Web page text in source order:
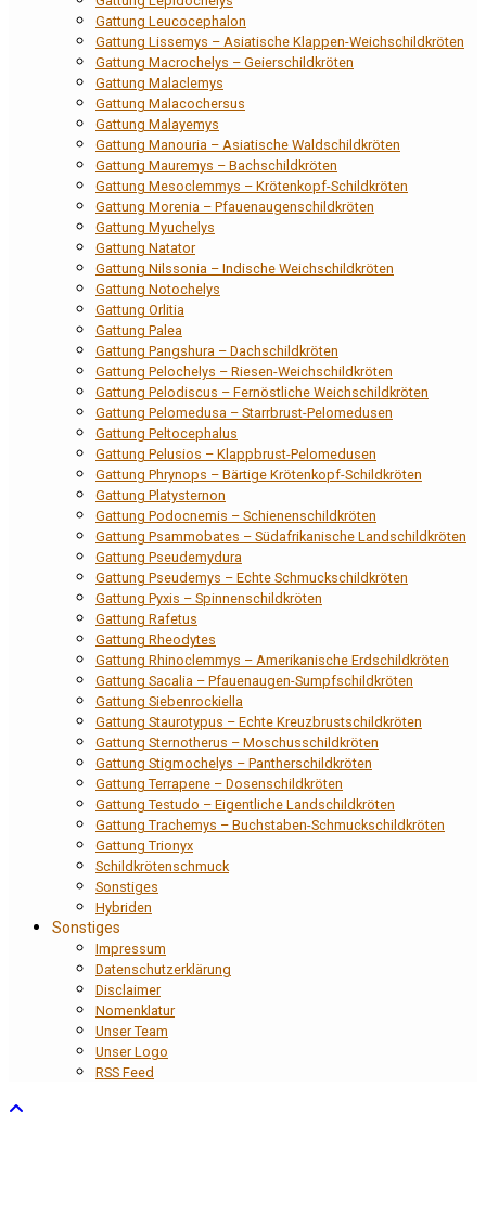
Gattung Leucocephalon
Gattung Lissemys – Asiatische Klappen-Weichschildkröten
Gattung Macrochelys – Geierschildkröten
Gattung Malaclemys
Gattung Malacochersus
Gattung Malayemys
Gattung Manouria – Asiatische Waldschildkröten
Gattung Mauremys – Bachschildkröten
Gattung Mesoclemmys – Krötenkopf-Schildkröten
Gattung Morenia – Pfauenaugenschildkröten
Gattung Myuchelys
Gattung Natator
Gattung Nilssonia – Indische Weichschildkröten
Gattung Notochelys
Gattung Orlitia
Gattung Palea
Gattung Pangshura – Dachschildkröten
Gattung Pelochelys – Riesen-Weichschildkröten
Gattung Pelodiscus – Fernöstliche Weichschildkröten
Gattung Pelomedusa – Starrbrust-Pelomedusen
Gattung Peltocephalus
Gattung Pelusios – Klappbrust-Pelomedusen
Gattung Phrynops – Bärtige Krötenkopf-Schildkröten
Gattung Platysternon
Gattung Podocnemis – Schienenschildkröten
Gattung Psammobates – Südafrikanische Landschildkröten
Gattung Pseudemydura
Gattung Pseudemys – Echte Schmuckschildkröten
Gattung Pyxis – Spinnenschildkröten
Gattung Rafetus
Gattung Rheodytes
Gattung Rhinoclemmys – Amerikanische Erdschildkröten
Gattung Sacalia – Pfauenaugen-Sumpfschildkröten
Gattung Siebenrockiella
Gattung Staurotypus – Echte Kreuzbrustschildkröten
Gattung Sternotherus – Moschusschildkröten
Gattung Stigmochelys – Pantherschildkröten
Gattung Terrapene – Dosenschildkröten
Gattung Testudo – Eigentliche Landschildkröten
Gattung Trachemys – Buchstaben-Schmuckschildkröten
Gattung Trionyx
Schildkrötenschmuck
Sonstiges
Hybriden
Sonstiges
Impressum
Datenschutzerklärung
Disclaimer
Nomenklatur
Unser Team
Unser Logo
RSS Feed